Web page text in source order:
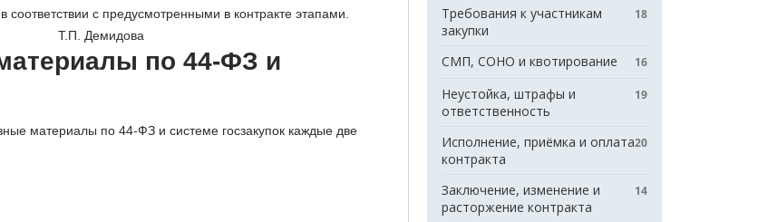
с предусмотренными в контракте этапами.
Демидова
по 44-ФЗ и
материалы по 44-ФЗ и системе госзакупок каждые две
Требования к участникам
закупки
18
СМП, СОНО и квотирование 16
Неустойка, штрафы и
ответственность
19
Исполнение, приёмка и оплата
контракта
20
Заключение, изменение и
расторжение контракта
14